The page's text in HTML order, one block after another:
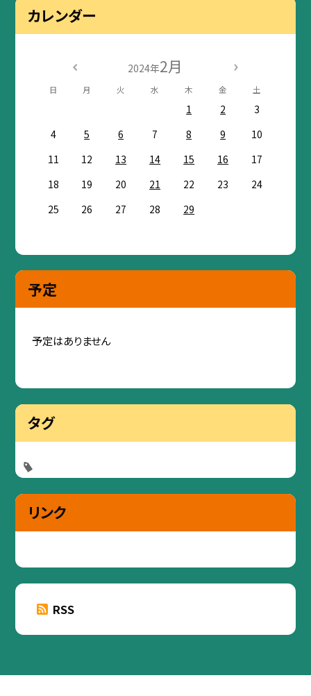
カレンダー
2024年2月
日 月 火 水 木 金 土
1 2
3
4
5 6 7 8 9
10
11
12 13 14 15 16
17
18
19 20 21 22 23
24
25
26 27 28 29
予定
予定はありません
タグ
リンク
RSS